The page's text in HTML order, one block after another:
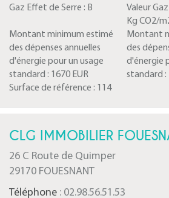
Gaz Effet de Serre : B Valeur
Kg CO2/
Montant minimum estimé
des dépenses annuelles
d'énergie pour un usage
standard : 1670 EUR
Montant
des
d'énergie
standard :
Surface de référence : 114
CLG IMMOBILIER
26 C Route de Quimper
29170 FOUESNANT
Téléphone : 02.98.56.51.53